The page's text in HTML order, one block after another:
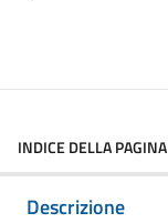
INDICE DELLA PAGINA
Descrizione